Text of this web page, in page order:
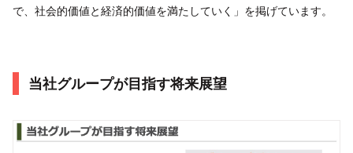
で、社会的価値と経済的価値を満たしていく」を掲げています。
当社グループが目指す将来展望